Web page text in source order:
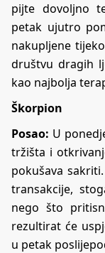
pijte dovoljno
petak ujutro
nakupljene
društvu dragih
kao najbolja
Škorpion
Posao: U
tržišta i
pokušava
transakcije,
nego što
rezultirat će
u petak